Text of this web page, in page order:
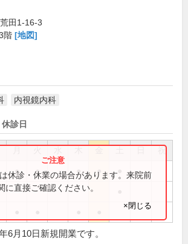
田1-16-3
階 [地図]
内視鏡内科
診日
祝
● ● ● ●
休診・休業の場合があります。来院前
に直接ご確認ください。
×閉じる
6月10日新規開業です。